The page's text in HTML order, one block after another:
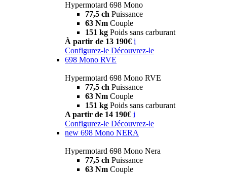
Hypermotard 698 Mono
77,5 ch Puissance
63 Nm Couple
151 kg Poids sans carburant
À partir de 13 190€ i
Configurez-le Découvrez-le
698 Mono RVE
Hypermotard 698 Mono RVE
77,5 ch Puissance
63 Nm Couple
151 kg Poids sans carburant
A partir de 14 190€ i
Configurez-le Découvrez-le
new 698 Mono NERA
Hypermotard 698 Mono Nera
77,5 ch Puissance
63 Nm Couple